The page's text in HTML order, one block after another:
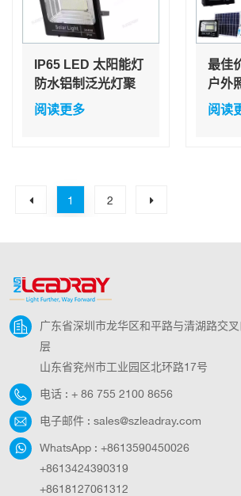
IP65 LED 太阳能灯
防水铝制泛光灯聚
光灯适用于花园、
阅读更多
最佳
户外
60w
阅读
1 2
广东省深圳市龙华区和平路与清湖路交
层
山东省兖州市工业园区北环路17号
电话 : + 86 755 2100 8656
电子邮件 : sales@szleadray.com
WhatsApp : +8613590450026
+8613424390319
+8618127061312